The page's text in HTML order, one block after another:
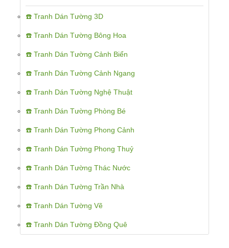
☎️ Tranh Dán Tường 3D
☎️ Tranh Dán Tường Bông Hoa
☎️ Tranh Dán Tường Cảnh Biển
☎️ Tranh Dán Tường Cảnh Ngang
☎️ Tranh Dán Tường Nghệ Thuật
☎️ Tranh Dán Tường Phòng Bé
☎️ Tranh Dán Tường Phong Cảnh
☎️ Tranh Dán Tường Phong Thuỷ
☎️ Tranh Dán Tường Thác Nước
☎️ Tranh Dán Tường Trần Nhà
☎️ Tranh Dán Tường Vẽ
☎️ Tranh Dán Tường Đồng Quê